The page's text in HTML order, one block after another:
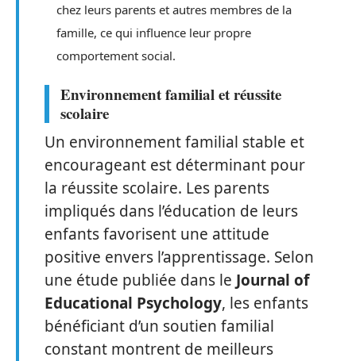
chez leurs parents et autres membres de la
famille, ce qui influence leur propre
comportement social.
Environnement familial et réussite
scolaire
Un environnement familial stable et
encourageant est déterminant pour
la réussite scolaire. Les parents
impliqués dans l’éducation de leurs
enfants favorisent une attitude
positive envers l’apprentissage. Selon
une étude publiée dans le Journal of
Educational Psychology, les enfants
bénéficiant d’un soutien familial
constant montrent de meilleurs